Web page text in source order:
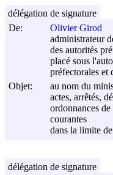
De:
Olivier Girod
administrateur
des autorités
placé sous
préfectorales et
Objet:
au nom du
actes, arrêtés,
ordonnances
courantes
dans la limite
délégation de signature
délégation de signature